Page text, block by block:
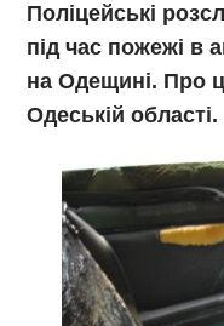
Поліцейські
під час пожежі в
на Одещині. Про
Одеській області.